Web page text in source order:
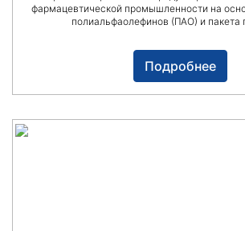
фармацевтической промышленности на
полиальфаолефинов (ПАО) и пакета
Подробнее